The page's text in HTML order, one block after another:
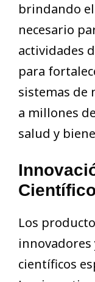
brindando
necesario
actividades
para
sistemas de
a millones
salud y
Científico
Los
científicos